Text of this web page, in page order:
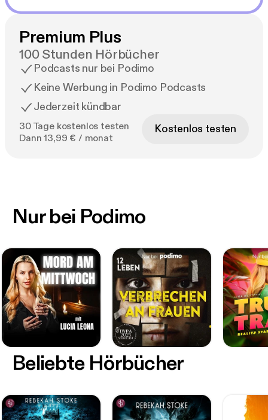
Premium Plus
100 Stunden Hörbücher
Podcasts nur bei Podimo
Keine Werbung in Podimo Podcasts
Jederzeit kündbar
30 Tage kostenlos testen
Dann 13,99 € / monat
Kostenlos testen
Nur bei Podimo
Beliebte Hörbücher